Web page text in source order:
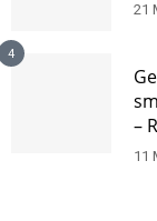
21
4
–
11